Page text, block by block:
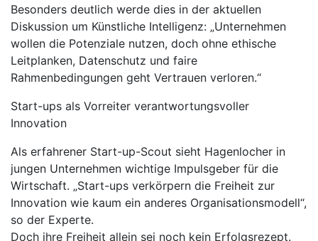
Besonders deutlich werde dies in der aktuellen
Diskussion um Künstliche Intelligenz: „Unternehmen
wollen die Potenziale nutzen, doch ohne ethische
Leitplanken, Datenschutz und faire
Rahmenbedingungen geht Vertrauen verloren.“
Start-ups als Vorreiter verantwortungsvoller
Innovation
Als erfahrener Start-up-Scout sieht Hagenlocher in
jungen Unternehmen wichtige Impulsgeber für die
Wirtschaft. „Start-ups verkörpern die Freiheit zur
Innovation wie kaum ein anderes Organisationsmodell“,
so der Experte.
Doch ihre Freiheit allein sei noch kein Erfolgsrezept.